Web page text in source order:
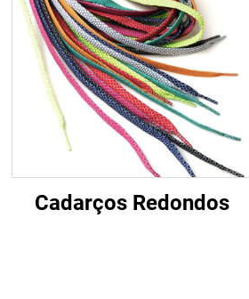
Cadarços Redondos